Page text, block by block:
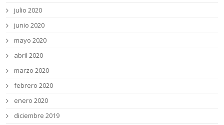
julio 2020
junio 2020
mayo 2020
abril 2020
marzo 2020
febrero 2020
enero 2020
diciembre 2019